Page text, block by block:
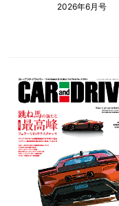
2026年6月号